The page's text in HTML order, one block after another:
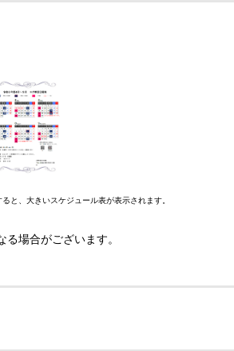
ール表が表示されます。
場合がございます。